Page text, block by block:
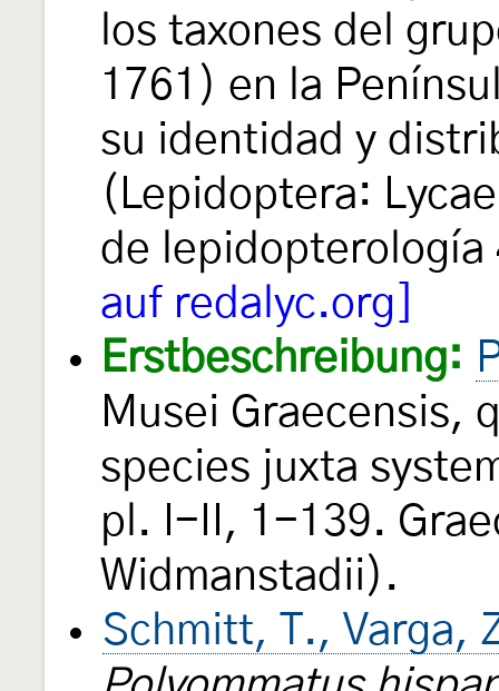
los taxones del
1761) en la
su identidad y
(Lepidoptera:
de lepidopterología
auf redalyc.org]
Erstbeschreibung:
Musei Graecensis,
species juxta
pl. I-II, 1-139.
Widmanstadii).
Schmitt, T., Varga,